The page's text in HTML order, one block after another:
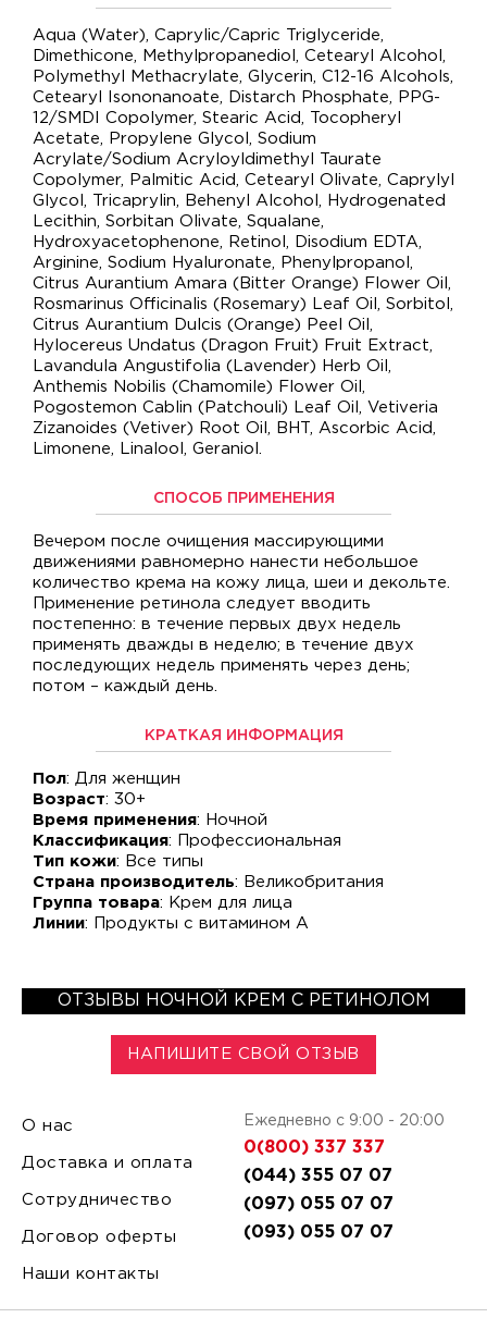
Aqua (Water), Caprylic/Capric Triglyceride,
Dimethicone, Methylpropanediol, Cetearyl Alcohol,
Polymethyl Methacrylate, Glycerin, C12-16 Alcohols,
Cetearyl Isononanoate, Distarch Phosphate, PPG-
12/SMDI Copolymer, Stearic Acid, Tocopheryl
Acetate, Propylene Glycol, Sodium
Acrylate/Sodium Acryloyldimethyl Taurate
Copolymer, Palmitic Acid, Cetearyl Olivate, Caprylyl
Glycol, Tricaprylin, Behenyl Alcohol, Hydrogenated
Lecithin, Sorbitan Olivate, Squalane,
Hydroxyacetophenone, Retinol, Disodium EDTA,
Arginine, Sodium Hyaluronate, Phenylpropanol,
Citrus Aurantium Amara (Bitter Orange) Flower Oil,
Rosmarinus Officinalis (Rosemary) Leaf Oil, Sorbitol,
Citrus Aurantium Dulcis (Orange) Peel Oil,
Hylocereus Undatus (Dragon Fruit) Fruit Extract,
Lavandula Angustifolia (Lavender) Herb Oil,
Anthemis Nobilis (Chamomile) Flower Oil,
Pogostemon Cablin (Patchouli) Leaf Oil, Vetiveria
Zizanoides (Vetiver) Root Oil, BHT, Ascorbic Acid,
Limonene, Linalool, Geraniol.
СПОСОБ ПРИМЕНЕНИЯ
Вечером после очищения массирующими
движениями равномерно нанести небольшое
количество крема на кожу лица, шеи и декольте.
Применение ретинола следует вводить
постепенно: в течение первых двух недель
применять дважды в неделю; в течение двух
последующих недель применять через день;
потом – каждый день.
КРАТКАЯ ИНФОРМАЦИЯ
Пол: Для женщин
Возраст: 30+
Время применения: Ночной
Классификация: Профессиональная
Тип кожи: Все типы
Страна производитель: Великобритания
Группа товара: Крем для лица
Линии: Продукты с витамином A
ОТЗЫВЫ НОЧНОЙ КРЕМ С РЕТИНОЛОМ
НАПИШИТЕ СВОЙ ОТЗЫВ
О нас
Доставка и оплата
Сотрудничество
Договор оферты
Наши контакты
Ежедневно с 9:00 - 20:00
0(800) 337 337
(044) 355 07 07
(097) 055 07 07
(093) 055 07 07